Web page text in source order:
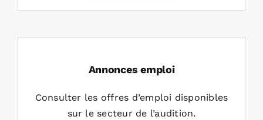
Annonces emploi
Consulter les offres d’emploi disponibles
sur le secteur de l’audition.